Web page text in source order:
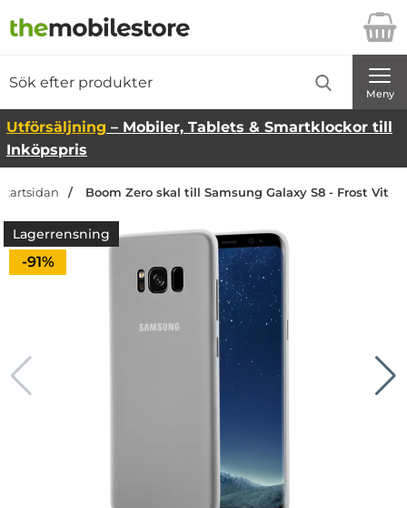
Startsidan för Danira Telecom AB
Meny
Utförsäljning – Mobiler, Tablets & Smartklockor till
Inköpspris
Boom Zero skal till Samsung Galaxy S8 - Frost Vit
Lagerrensning
Priset är nedsatt med
-91%